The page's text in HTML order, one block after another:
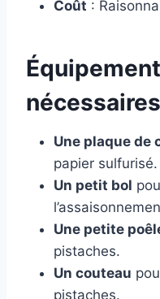
Coût :
nécessaires
Une plaque de
papier sulfurisé.
Un petit bol
Une petite
pistaches.
Un couteau
pistaches.